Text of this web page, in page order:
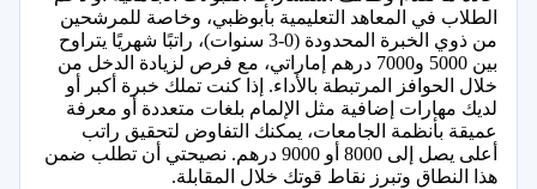
الطلاب في المعاهد التعليمية بأبوظبي، وخاصة للمرشحين
من ذوي الخبرة المحدودة (0-3 سنوات)، راتبًا شهريًا يتراوح
بين 5000 و7000 درهم إماراتي، مع فرص لزيادة الدخل من
خلال الحوافز المرتبطة بالأداء. إذا كنت تملك خبرة أكبر أو
لديك مهارات إضافية مثل الإلمام بلغات متعددة أو معرفة
عميقة بأنظمة الجامعات، يمكنك التفاوض لتحقيق راتب
أعلى يصل إلى 8000 أو 9000 درهم. نصيحتي أن تطلب ضمن
هذا النطاق وتبرز نقاط قوتك خلال المقابلة.